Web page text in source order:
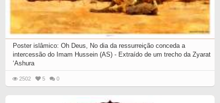
Poster islâmico: Oh Deus, No dia da ressurreição conceda a
intercessão do Imam Hussein (AS) - Extraído de um trecho da Zyarat
‘Ashura
2502 5 0